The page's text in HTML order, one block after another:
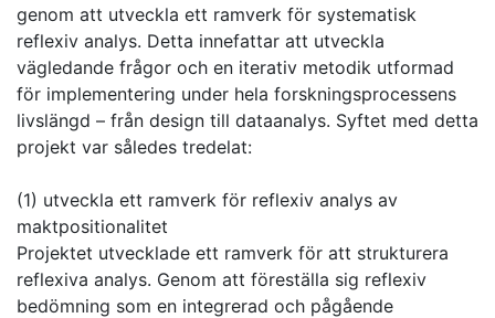
genom att utveckla ett ramverk för systematisk
reflexiv analys. Detta innefattar att utveckla
vägledande frågor och en iterativ metodik utformad
för implementering under hela forskningsprocessens
livslängd – från design till dataanalys. Syftet med detta
projekt var således tredelat:
(1) utveckla ett ramverk för reflexiv analys av
maktpositionalitet
Projektet utvecklade ett ramverk för att strukturera
reflexiva analys. Genom att föreställa sig reflexiv
bedömning som en integrerad och pågående